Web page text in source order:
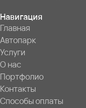
Навигация
Главная
Автопарк
Услуги
О нас
Портфолио
Контакты
Способы оплаты